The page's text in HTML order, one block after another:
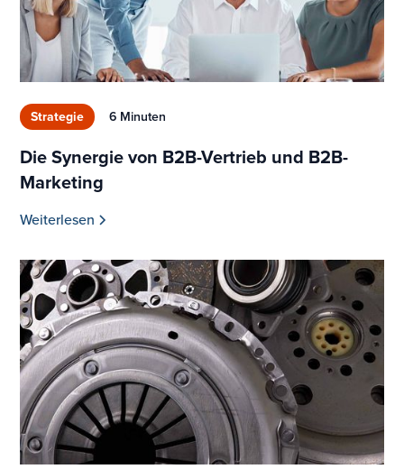
Strategie 6 Minuten
Die Synergie von B2B-Vertrieb und B2B-
Marketing
Weiterlesen